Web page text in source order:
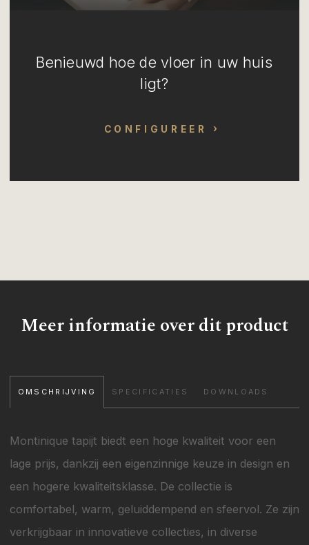
Benieuwd hoe de vloer in uw huis
ligt?
CONFIGUREER
Meer informatie over dit product
OMSCHRIJVING SPECIFICATIES DOWNLOADS
Montinique tapijt biedt een hoge kwaliteit voor een
lage prijs, dankzij een eigenzinnige keuze in design en
een hogere kwaliteitsklasse. De collectie is
comfortabel, warm, geluiddempend en sfeervol. Ze zijn
verkrijgbaar in innovatieve collecties, in diverse